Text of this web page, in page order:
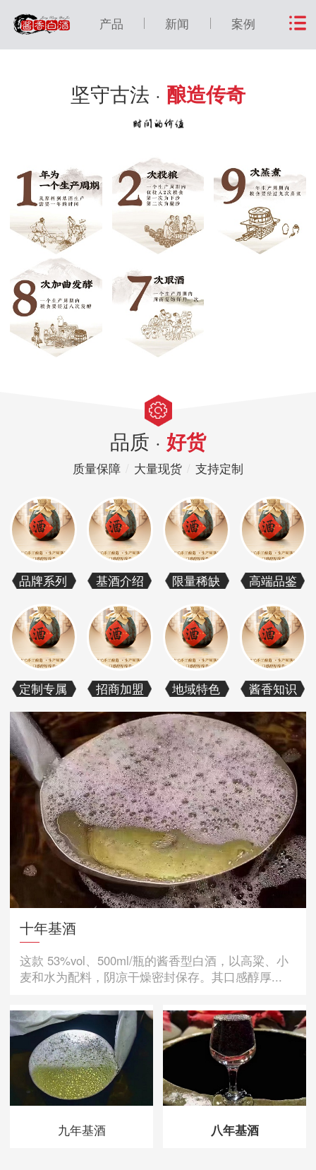
产品 新闻 案例
坚守古法 · 酿造传奇
品质 · 好货
质量保障 大量现货 支持定制
品牌系列 基酒介绍 限量稀缺 高端品鉴
定制专属 招商加盟 地域特色 酱香知识
十年基酒
这款 53%vol、500ml/瓶的酱香型白酒，以高粱、小
麦和水为配料，阴凉干燥密封保存。其口感醇厚...
九年基酒 八年基酒